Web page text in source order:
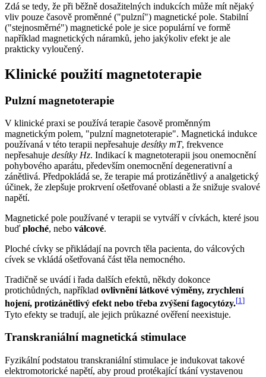
Zdá se tedy, že při běžně dosažitelných indukcích může mít nějaký
vliv pouze časově proměnné ("pulzní") magnetické pole. Stabilní
("stejnosměrné") magnetické pole je sice populární ve formě
například magnetických náramků, jeho jakýkoliv efekt je ale
prakticky vyloučený.
Klinické použití magnetoterapie
Pulzní magnetoterapie
V klinické praxi se používá terapie časově proměnným
magnetickým polem, "pulzní magnetoterapie". Magnetická indukce
používaná v této terapii nepřesahuje desítky mT, frekvence
nepřesahuje desítky Hz. Indikací k magnetoterapii jsou onemocnění
pohybového aparátu, především onemocnění degenerativní a
zánětlivá. Předpokládá se, že terapie má protizánětlivý a analgetický
účinek, že zlepšuje prokrvení ošetřované oblasti a že snižuje svalové
napětí.
Magnetické pole používané v terapii se vytváří v cívkách, které jsou
buď ploché, nebo válcové.
Ploché cívky se přikládají na povrch těla pacienta, do válcových
cívek se vkládá ošetřovaná část těla nemocného.
Tradičně se uvádí i řada dalších efektů, někdy dokonce
protichůdných, například ovlivnění látkové výměny, zrychlení
hojení, protizánětlivý efekt nebo třeba zvýšení fagocytózy.[1]
Tyto efekty se tradují, ale jejich průkazné ověření neexistuje.
Transkraniální magnetická stimulace
Fyzikální podstatou transkraniální stimulace je indukovat takové
elektromotorické napětí, aby proud protékající tkání vystavenou